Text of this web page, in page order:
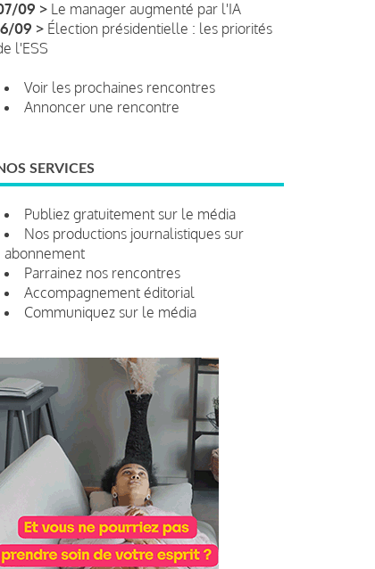
09 > Le manager augmenté par l'IA
09 > Élection présidentielle : les priorités
l'ESS
Voir les prochaines rencontres
Annoncer une rencontre
SERVICES
Publiez gratuitement sur le média
Nos productions journalistiques sur
abonnement
Parrainez nos rencontres
Accompagnement éditorial
Communiquez sur le média